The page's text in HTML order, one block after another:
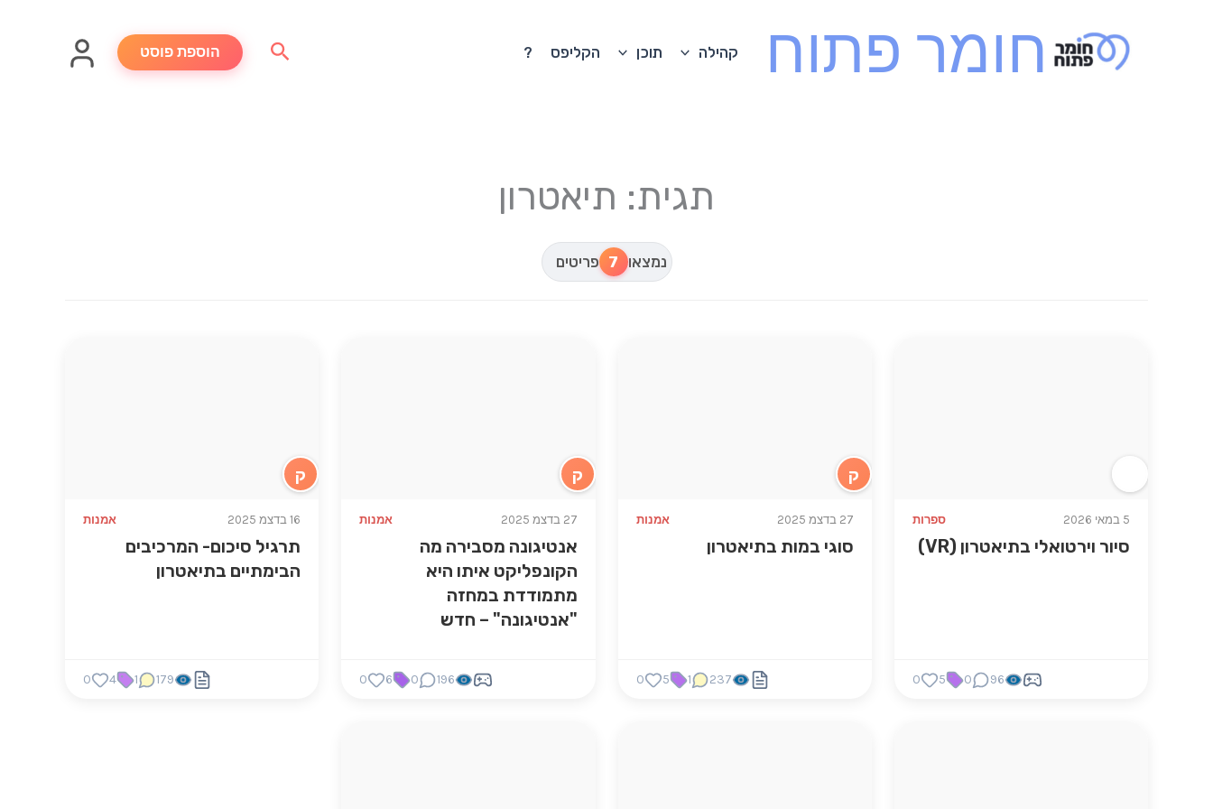
חומר פתוח קהילה תוכן הקליפס ? חיפוש הוספת פוסט
תגית: תיאטרון
נמצאו 7 פריטים
5 במאי 2026 ספרות
סיור וירטואלי בתיאטרון (VR)
96
0
5
0
ק
27 בדצמ 2025 אמנות
סוגי במות בתיאטרון
237
1
5
0
ק
27 בדצמ 2025 אמנות
אנטיגונה מסבירה מה
הקונפליקט איתו היא
מתמודדת במחזה
"אנטיגונה" – חדש
196
0
6
0
ק
16 בדצמ 2025 אמנות
תרגיל סיכום- המרכיבים
הבימתיים בתיאטרון
179
1
4
0